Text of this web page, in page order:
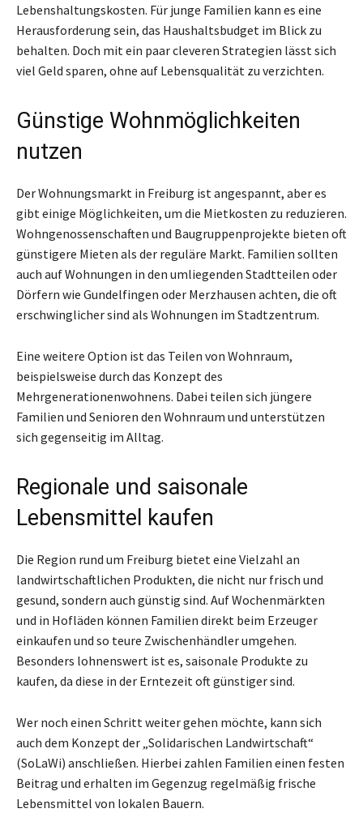
Lebenshaltungskosten. Für junge Familien kann es eine
Herausforderung sein, das Haushaltsbudget im Blick zu
behalten. Doch mit ein paar cleveren Strategien lässt sich
viel Geld sparen, ohne auf Lebensqualität zu verzichten.
Günstige Wohnmöglichkeiten
nutzen
Der Wohnungsmarkt in Freiburg ist angespannt, aber es
gibt einige Möglichkeiten, um die Mietkosten zu reduzieren.
Wohngenossenschaften und Baugruppenprojekte bieten oft
günstigere Mieten als der reguläre Markt. Familien sollten
auch auf Wohnungen in den umliegenden Stadtteilen oder
Dörfern wie Gundelfingen oder Merzhausen achten, die oft
erschwinglicher sind als Wohnungen im Stadtzentrum.
Eine weitere Option ist das Teilen von Wohnraum,
beispielsweise durch das Konzept des
Mehrgenerationenwohnens. Dabei teilen sich jüngere
Familien und Senioren den Wohnraum und unterstützen
sich gegenseitig im Alltag.
Regionale und saisonale
Lebensmittel kaufen
Die Region rund um Freiburg bietet eine Vielzahl an
landwirtschaftlichen Produkten, die nicht nur frisch und
gesund, sondern auch günstig sind. Auf Wochenmärkten
und in Hofläden können Familien direkt beim Erzeuger
einkaufen und so teure Zwischenhändler umgehen.
Besonders lohnenswert ist es, saisonale Produkte zu
kaufen, da diese in der Erntezeit oft günstiger sind.
Wer noch einen Schritt weiter gehen möchte, kann sich
auch dem Konzept der „Solidarischen Landwirtschaft“
(SoLaWi) anschließen. Hierbei zahlen Familien einen festen
Beitrag und erhalten im Gegenzug regelmäßig frische
Lebensmittel von lokalen Bauern.